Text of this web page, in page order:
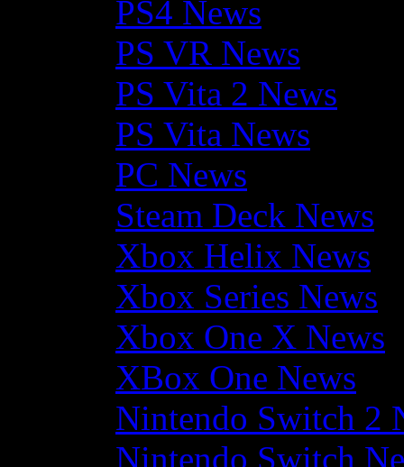
PS4 News
PS VR News
PS Vita 2 News
PS Vita News
PC News
Steam Deck News
Xbox Helix News
Xbox Series News
Xbox One X News
XBox One News
Nintendo Switch 2
Nintendo Switch